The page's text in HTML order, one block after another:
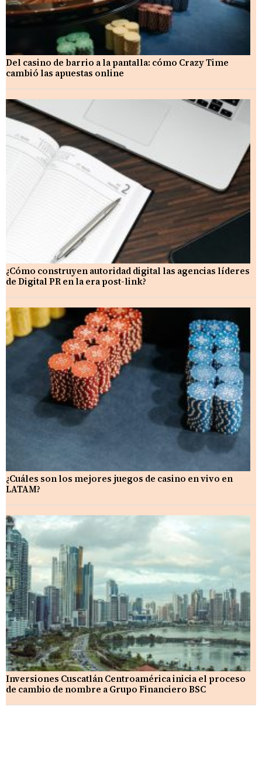
Del casino de barrio a la pantalla: cómo Crazy Time
cambió las apuestas online
¿Cómo construyen autoridad digital las agencias líderes
de Digital PR en la era post-link?
¿Cuáles son los mejores juegos de casino en vivo en
LATAM?
Inversiones Cuscatlán Centroamérica inicia el proceso
de cambio de nombre a Grupo Financiero BSC